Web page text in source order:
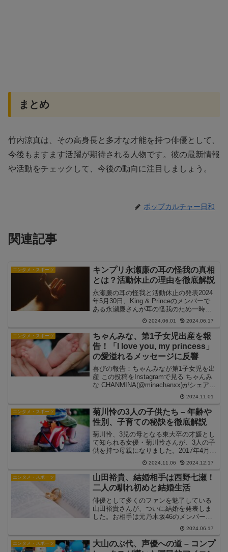
まとめ
竹内涼真は、その高身長と多才な才能を持つ俳優として、
今後もますます活躍が期待される人物です。彼の最新情報
や活動をチェックして、今後の動向に注目しましょう。
ポップカルチャー日和
関連記事
エンタメ・スポーツ
キンプリ永瀬廉の耳の怪我の真相
とは？活動休止の理由を徹底解説
永瀬廉の耳の怪我と活動休止の発表2024
年5月30日、King & Princeのメンバーで
ある永瀬廉さんが耳の怪我のため一時活
動を休止することが発表されました。所
属事務所のSTARTO ENTERTAINMENT
によると、永瀬さんは5月2...
2024.06.01 2024.06.17
エンタメ・スポーツ
ちゃんみな、第1子女児出産を報
告！「I love you, my princess」
の愛溢れるメッセージに反響
喜びの報告：ちゃんみなが第1子女児を出
産 この投稿をInstagramで見る ちゃんみ
な CHANMINA(@minachanxx)がシェアし
た投稿人気ラッパー・シンガーのちゃん
みな（26）が、2024年11月1日、自身の
Instagram...
2024.11.01
エンタメ・スポーツ
菊川怜の3人の子供たち – 年齢や
性別、子育ての秘訣を徹底解説
菊川怜、3児の母となる東大卒の才媛とし
て知られる女優・菊川怜さんが、3人の子
供を持つ母親になりました。2017年4月に
実業家の穐田誉輝さんと結婚した菊川さ
んは、その後3人の子供を出産していま
す。菊川さんの子育て journey は以下の
よう...
2024.11.06 2024.12.17
エンタメ・スポーツ
山田裕貴、結婚相手は西野七瀬！
二人の馴れ初めと結婚生活
俳優として多くのファンを魅了している
山田裕貴さんが、ついに結婚を発表しま
した。お相手は元乃木坂46のメンバーで
あり、現在は女優として活躍している西
野七瀬さんです。本記事では、山田裕貴
さんと西野七瀬さんの馴れ初めや結婚生
活について、詳細にご紹...
2024.06.17
エンタメ・スポーツ
大山のぶ代、声優への道 – コンプ